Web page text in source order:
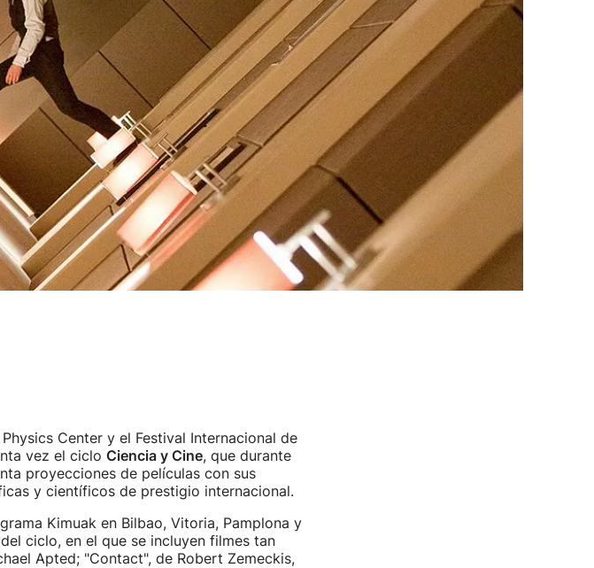
Center y el Festival Internacional de
vez el ciclo Ciencia y Cine, que durante
proyecciones de películas con sus
y científicos de prestigio internacional.
Kimuak en Bilbao, Vitoria, Pamplona y
ciclo, en el que se incluyen filmes tan
Apted; "Contact", de Robert Zemeckis,